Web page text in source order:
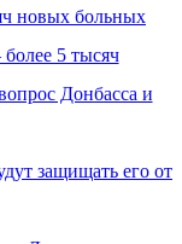
новых больных
5 тысяч
Донбасса и
защищать его от